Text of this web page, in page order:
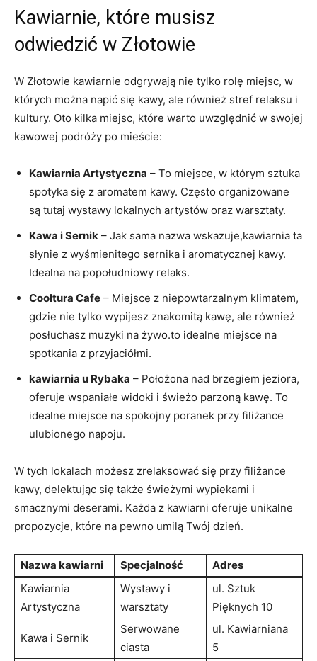
Kawiarnie, które musisz
odwiedzić w Złotowie
W Złotowie kawiarnie odgrywają nie tylko rolę miejsc, w
których można napić się kawy, ale również stref relaksu i
kultury. Oto kilka miejsc, które warto uwzględnić w swojej
kawowej podróży po mieście:
Kawiarnia Artystyczna – To miejsce, w którym sztuka
spotyka się z aromatem kawy. Często organizowane
są tutaj wystawy lokalnych artystów oraz warsztaty.
Kawa i Sernik – Jak sama nazwa wskazuje,kawiarnia ta
słynie z wyśmienitego sernika i aromatycznej kawy.
Idealna na popołudniowy relaks.
Cooltura Cafe – Miejsce z niepowtarzalnym klimatem,
gdzie nie tylko wypijesz znakomitą kawę, ale również
posłuchasz muzyki na żywo.to idealne miejsce na
spotkania z przyjaciółmi.
kawiarnia u Rybaka – Położona nad brzegiem jeziora,
oferuje wspaniałe widoki i świeżo parzoną kawę. To
idealne miejsce na spokojny poranek przy filiżance
ulubionego napoju.
W tych lokalach możesz zrelaksować się przy filiżance
kawy, delektując się także świeżymi wypiekami i
smacznymi deserami. Każda z kawiarni oferuje unikalne
propozycje, które na pewno umilą Twój dzień.
Nazwa kawiarni Specjalność
Adres
Kawiarnia
Artystyczna
Wystawy i
warsztaty
ul. Sztuk
Pięknych 10
Kawa i Sernik
Serwowane
ciasta
ul. Kawiarniana
5